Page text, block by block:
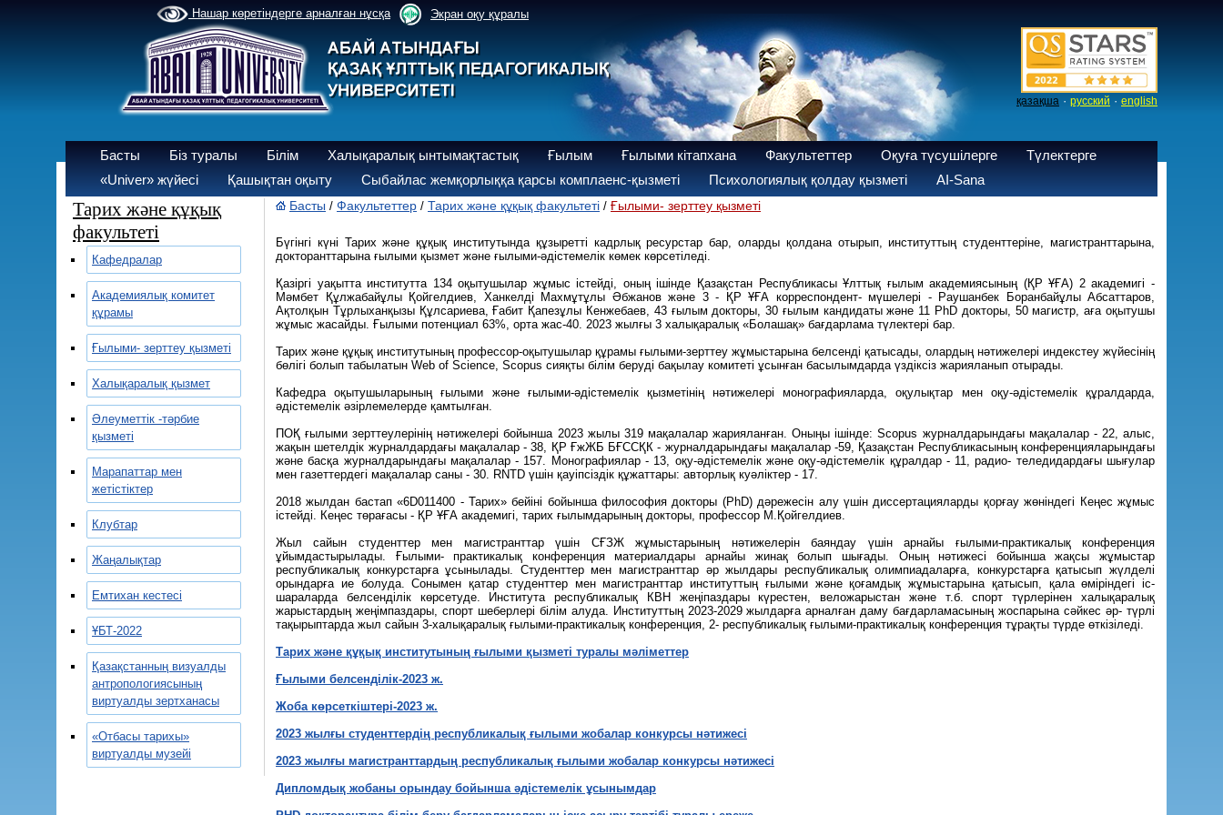
Нашар көретіндерге арналған нұсқа Экран оқу құралы
қазақша · русский · english
Басты Біз туралы Білім Халықаралық ынтымақтастық Ғылым Ғылыми кітапхана Факультеттер Оқуға түсушілерге
Түлектерге
«Univer» жүйесі
Қашықтан оқыту Сыбайлас жемқорлыққа қарсы комплаенс-қызметі Психологиялық қолдау қызметі AI-Sana
Тарих және құқық
факультеті
Кафедралар
Академиялық комитет
құрамы
Ғылыми- зерттеу қызметі
Халықаралық қызмет
Әлеуметтік -тәрбие
қызметі
Марапаттар мен
жетістіктер
Клубтар
Жаңалықтар
Емтихан кестесі
ҰБТ-2022
Қазақстанның визуалды
антропологиясының
виртуалды зертханасы
«Отбасы тарихы»
виртуалды музейі
Басты / Факультеттер / Тарих және құқық факультеті / Ғылыми- зерттеу қызметі
Бүгінгі күні Тарих және құқық институтында құзыретті кадрлық ресурстар бар, оларды қолдана отырып, институттың студенттеріне, магистранттарына,
докторанттарына ғылыми қызмет және ғылыми-әдістемелік көмек көрсетіледі.
Қазіргі уақытта институтта 134 оқытушылар жұмыс істейді, оның ішінде Қазақстан Республикасы Ұлттық ғылым академиясының (ҚР ҰҒА) 2 академигі -
Мәмбет Құлжабайұлы Қойгелдиев, Ханкелді Махмұтұлы Әбжанов және 3 - ҚР ҰҒА корреспондент- мүшелері - Раушанбек Боранбайұлы Абсаттаров,
Ақтолқын Тұрлыханқызы Құлсариева, Ғабит Қапезұлы Кенжебаев, 43 ғылым докторы, 30 ғылым кандидаты және 11 PhD докторы, 50 магистр, аға оқытушы
жұмыс жасайды. Ғылыми потенциал 63%, орта жас-40. 2023 жылғы 3 халықаралық «Болашақ» бағдарлама түлектері бар.
Тарих және құқық институтының профессор-оқытушылар құрамы ғылыми-зерттеу жұмыстарына белсенді қатысады, олардың нәтижелері индекстеу жүйесінің
бөлігі болып табылатын Web of Science, Scopus сияқты білім беруді бақылау комитеті ұсынған басылымдарда үздіксіз жарияланып отырады.
Кафедра оқытушыларының ғылыми және ғылыми-әдістемелік қызметінің нәтижелері монографияларда, оқулықтар мен оқу-әдістемелік құралдарда,
әдістемелік әзірлемелерде қамтылған.
ПОҚ ғылыми зерттеулерінің нәтижелері бойынша 2023 жылы 319 мақалалар жарияланған. Оныңы ішінде: Scopus журналдарындағы мақалалар - 22, алыс,
жақын шетелдік журналдардағы мақалалар - 38, ҚР ҒжЖБ БҒССҚК - журналдарындағы мақалалар -59, Қазақстан Республикасының конференцияларындағы
және басқа журналдарындағы мақалалар - 157. Монографиялар - 13, оқу-әдістемелік және оқу-әдістемелік құралдар - 11, радио- теледидардағы шығулар
мен газеттердегі мақалалар саны - 30. RNTD үшін қауіпсіздік құжаттары: авторлық куәліктер - 17.
2018 жылдан бастап «6D011400 - Тарих» бейіні бойынша философия докторы (PhD) дәрежесін алу үшін диссертацияларды қорғау жөніндегі Кеңес жұмыс
істейді. Кеңес төрағасы - ҚР ҰҒА академигі, тарих ғылымдарының докторы, профессор М.Қойгелдиев.
Жыл сайын студенттер мен магистранттар үшін СҒЗЖ жұмыстарының нәтижелерін баяндау үшін арнайы ғылыми-практикалық конференция
ұйымдастырылады. Ғылыми- практикалық конференция материалдары арнайы жинақ болып шығады. Оның нәтижесі бойынша жақсы жұмыстар
республикалық конкурстарға ұсынылады. Студенттер мен магистранттар әр жылдары республикалық олимпиадаларға, конкурстарға қатысып жүлделі
орындарға ие болуда. Сонымен қатар студенттер мен магистранттар институттың ғылыми және қоғамдық жұмыстарына қатысып, қала өміріндегі іс-
шараларда белсенділік көрсетуде. Института республикалық КВН жеңіпаздары күрестен, веложарыстан және т.б. спорт түрлерінен халықаралық
жарыстардың жеңімпаздары, спорт шеберлері білім алуда. Институттың 2023-2029 жылдарға арналған даму бағдарламасының жоспарына сәйкес әр- түрлі
тақырыптарда жыл сайын 3-халықаралық ғылыми-практикалық конференция, 2- республикалық ғылыми-практикалық конференция тұрақты түрде өткізіледі.
Тарих және құқық институтының ғылыми қызметі туралы мәліметтер
Ғылыми белсенділік-2023 ж.
Жоба көрсеткіштері-2023 ж.
2023 жылғы студенттердің республикалық ғылыми жобалар конкурсы нәтижесі
2023 жылғы магистранттардың республикалық ғылыми жобалар конкурсы нәтижесі
Дипломдық жобаны орындау бойынша әдістемелік ұсынымдар